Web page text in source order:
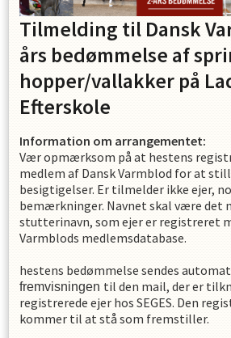
Tilmelding til Dansk
års bedømmelse af
hopper/vallakker på
Efterskole
Information om arrangementet:
Vær opmærksom på at hestens
medlem af Dansk Varmblod for at
besigtigelser. Er tilmelder ikke ejer,
bemærkninger. Navnet skal være det
stutterinavn, som ejer er registreret
Varmblods medlemsdatabase.
hestens bedømmelse sendes
fremvisningen til den mail, der er
registrerede ejer hos SEGES. Den
kommer til at stå som fremstiller.